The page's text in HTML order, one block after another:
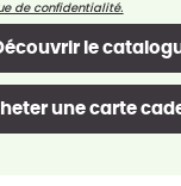
de confidentialité.
le
une carte